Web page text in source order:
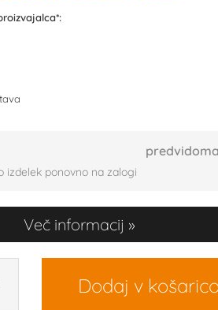
izdelek ponovno na zalogi
Več informacij
Dodaj v košarico